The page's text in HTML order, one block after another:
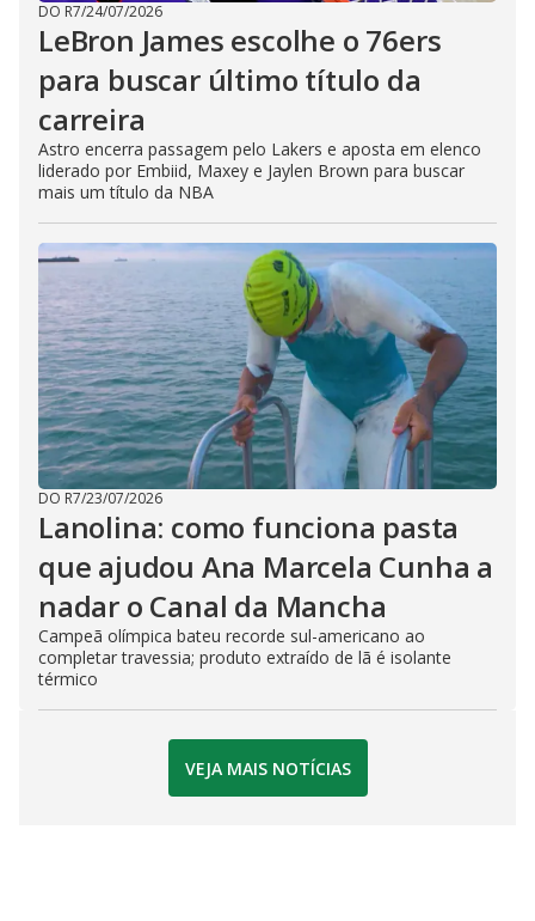
DO R7/24/07/2026
LeBron James escolhe o 76ers
para buscar último título da
carreira
Astro encerra passagem pelo Lakers e aposta em elenco
liderado por Embiid, Maxey e Jaylen Brown para buscar
mais um título da NBA
DO R7/23/07/2026
Lanolina: como funciona pasta
que ajudou Ana Marcela Cunha a
nadar o Canal da Mancha
Campeã olímpica bateu recorde sul-americano ao
completar travessia; produto extraído de lã é isolante
térmico
VEJA MAIS NOTÍCIAS